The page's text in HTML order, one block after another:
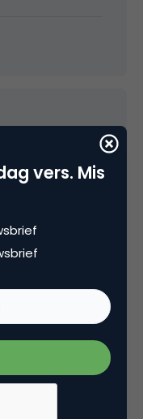
de
voor deze RSS-
van.
heeft de
eals een
vers. Mis